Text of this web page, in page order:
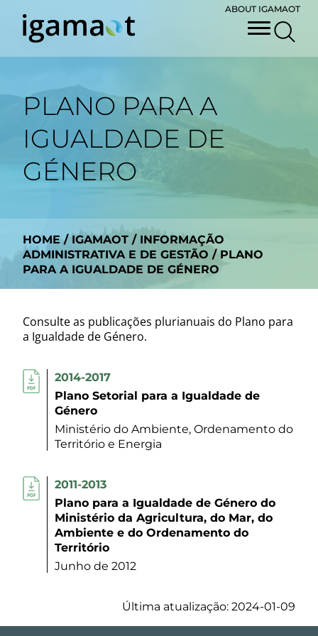
ABOUT IGAMAOT
PLANO PARA A
IGUALDADE DE
GÉNERO
HOME / IGAMAOT / INFORMAÇÃO
ADMINISTRATIVA E DE GESTÃO / PLANO
PARA A IGUALDADE DE GÉNERO
Consulte as publicações plurianuais do Plano para
a Igualdade de Género.
2014-2017
Plano Setorial para a Igualdade de
Género
Ministério do Ambiente, Ordenamento do
Território e Energia
2011-2013
Plano para a Igualdade de Género do
Ministério da Agricultura, do Mar, do
Ambiente e do Ordenamento do
Território
Junho de 2012
Última atualização: 2024-01-09